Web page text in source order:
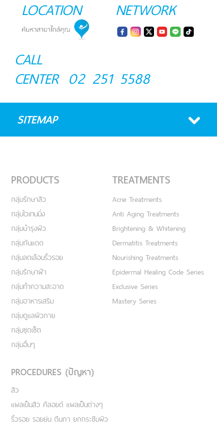
LOCATION
NETWORK
CALL
CENTER 02 251 5588
SITEMAP
PRODUCTS
กลุ่มรักษาสิว
กลุ่มไวเทนนิ่ง
กลุ่มบำรุงผิว
กลุ่มกันแดด
กลุ่มลดเลือนริ้วรอย
กลุ่มรักษาฝ้า
กลุ่มทำความสะอาด
กลุ่มอาหารเสริม
กลุ่มดูแลผิวกาย
กลุ่มชุดเซ็ต
กลุ่มอื่นๆ
TREATMENTS
Acne Treatments
Anti Aging Treatments
Brightening & Whitening
Dermatitis Treatments
Nourishing Treatments
Epidermal Healing Code Series
Exclusive Series
Mastery Series
PROCEDURES (ปัญหา)
สิว
แผลเป็นสิว คีลอยด์ แผลเป็นต่างๆ
ริ้วรอย รอยย่น ตีนกา ยกกระชับผิว